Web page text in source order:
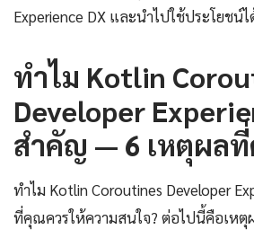
Experience DX และนำไปใช้ประโยชน์ไ
ทำไม Kotlin
Developer
สำคัญ — 6 เหตุผล
ทำไม Kotlin Coroutines Developer
ที่คุณควรให้ความสนใจ? ต่อไปนี้คือเหตุ